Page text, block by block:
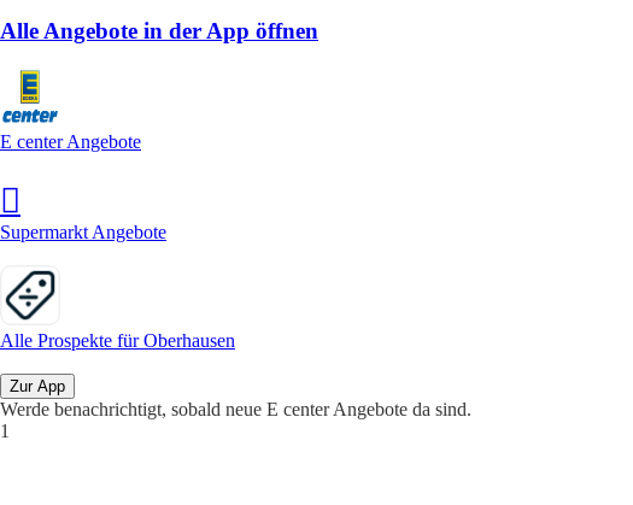
Alle Angebote in der App öffnen
E center Angebote
Supermarkt Angebote
Alle Prospekte für Oberhausen
Zur App
Werde benachrichtigt, sobald neue E center Angebote da sind.